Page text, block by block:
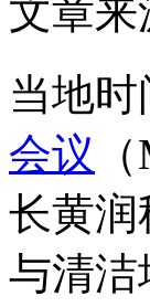
文章来
当地
会议
长黄润
与清洁